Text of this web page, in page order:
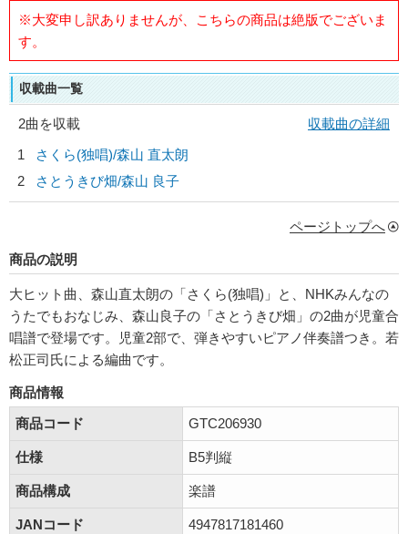
※大変申し訳ありませんが、こちらの商品は絶版でございま
す。
収載曲一覧
2曲を収載
収載曲の詳細
1
さくら(独唱)/森山 直太朗
2
さとうきび畑/森山 良子
ページトップへ
商品の説明
大ヒット曲、森山直太朗の「さくら(独唱)」と、NHKみんなの
うたでもおなじみ、森山良子の「さとうきび畑」の2曲が児童合
唱譜で登場です。児童2部で、弾きやすいピアノ伴奏譜つき。若
松正司氏による編曲です。
商品情報
商品コード
GTC206930
仕様 B5判縦
商品構成 楽譜
JANコード 4947817181460